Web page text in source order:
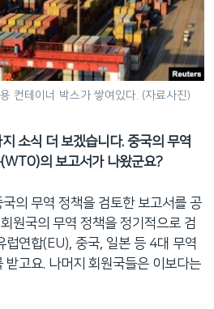
컨테이너 박스가 쌓여있다. (자료사진)
소식 더 보겠습니다. 중국의 무역
의 보고서가 나왔군요?
의 무역 정책을 검토한 보고서를 공
원국의 무역 정책을 정기적으로 검
럽연합(EU), 중국, 일본 등 4대 무역
고요. 나머지 회원국들은 이보다는